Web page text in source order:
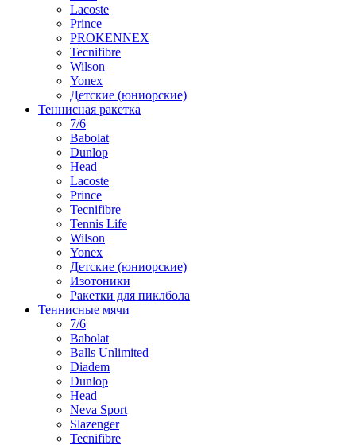
Lacoste
Prince
PROKENNEX
Tecnifibre
Wilson
Yonex
Детские (юниорские)
Теннисная ракетка
7/6
Babolat
Dunlop
Head
Lacoste
Prince
Tecnifibre
Tennis Life
Wilson
Yonex
Детские (юниорские)
Изотоники
Ракетки для пиклбола
Теннисные мячи
7/6
Babolat
Balls Unlimited
Diadem
Dunlop
Head
Neva Sport
Slazenger
Tecnifibre